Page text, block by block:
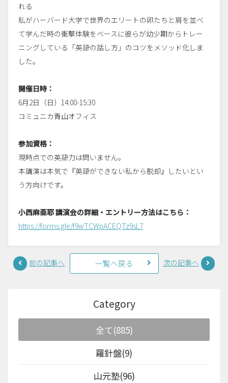
れる
私がハーバード大学で世界のエリートの卵たちと肩を並べ
て学んだ時の衝撃体験をベースに彼らが幼少期からトレー
ニングしている「英語の話し方」のコツをメソッド化しま
した。
開催日時：
6月2日（日）14:00-15:30
コミュニカ青山オフィス
参加資格：
現時点での英語力は問いません。
本講演は本気で『英語ができない私から脱却』したいとい
う方向けです。
小西麻亜耶 講演会の詳細・エントリー方法はこちら：
https://forms.gle/f9wTCWpACEQTz9sL7
前の記事へ 一覧へ戻る 次の記事へ
Category
全て(885)
羅針盤(9)
山元塾(96)